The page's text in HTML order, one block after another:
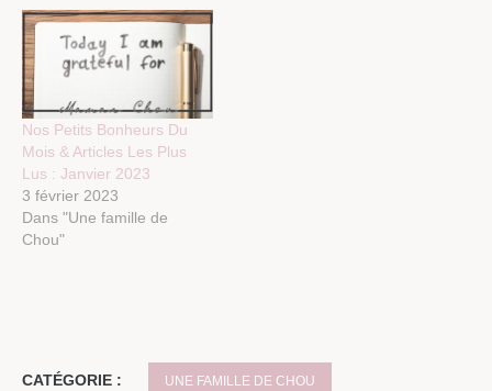
Nos Petits Bonheurs Du
Mois & Articles Les Plus
Lus : Janvier 2023
3 février 2023
Dans "Une famille de
Chou"
CATÉGORIE : UNE FAMILLE DE CHOU